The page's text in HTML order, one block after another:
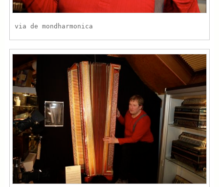
via de mondharmonica